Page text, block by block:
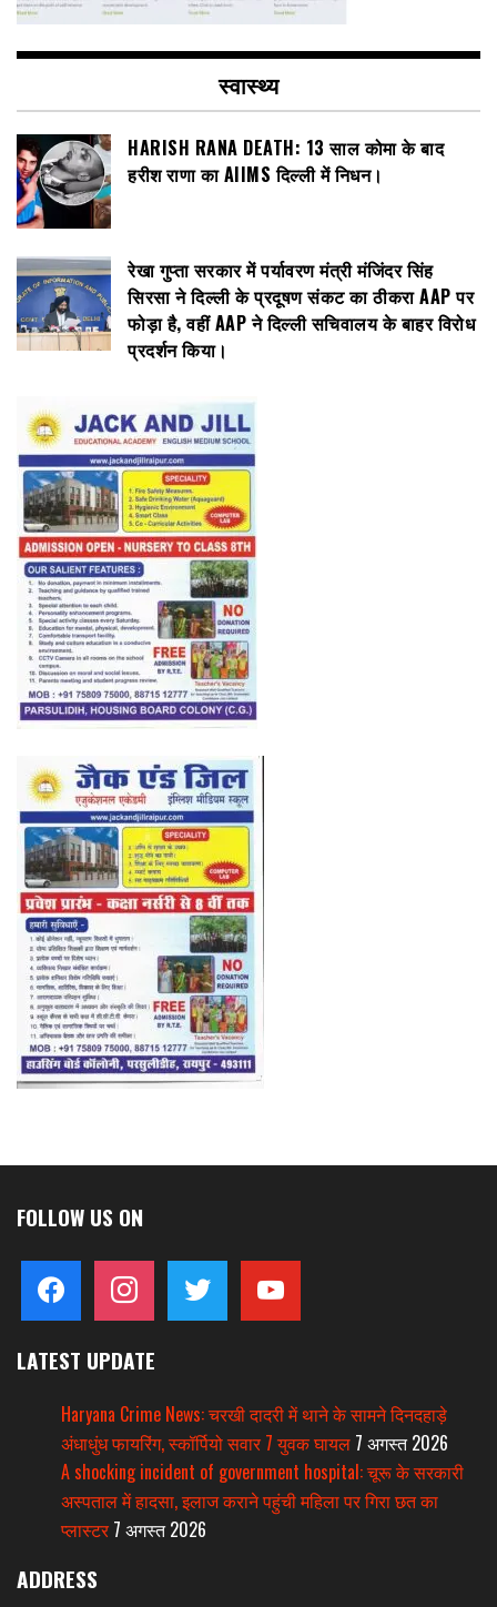
स्वास्थ्य
HARISH RANA DEATH: 13 साल कोमा के बाद
हरीश राणा का AIIMS दिल्ली में निधन।
रेखा गुप्ता सरकार में पर्यावरण मंत्री मंजिंदर सिंह
सिरसा ने दिल्ली के प्रदूषण संकट का ठीकरा AAP पर
फोड़ा है, वहीं AAP ने दिल्ली सचिवालय के बाहर विरोध
प्रदर्शन किया।
FOLLOW US ON
facebook instagram twitter youtube
LATEST UPDATE
Haryana Crime News: चरखी दादरी में थाने के सामने दिनदहाड़े
अंधाधुंध फायरिंग, स्कॉर्पियो सवार 7 युवक घायल 7 अगस्त 2026
A shocking incident of government hospital: चूरू के सरकारी
अस्पताल में हादसा, इलाज कराने पहुंची महिला पर गिरा छत का
प्लास्टर 7 अगस्त 2026
ADDRESS